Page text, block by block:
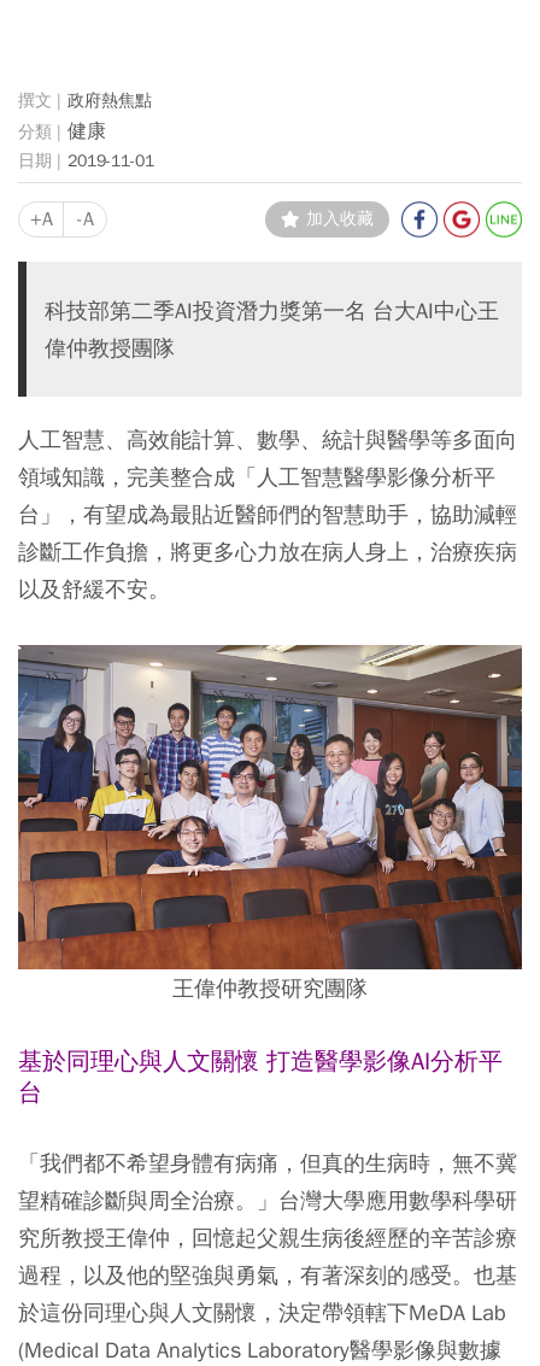
政府熱焦點
健康
2019-11-01
+A -A 加入收藏
科技部第二季AI投資潛力獎第一名 台大AI中心王
偉仲教授團隊
人工智慧、高效能計算、數學、統計與醫學等多面向
領域知識，完美整合成「人工智慧醫學影像分析平
台」，有望成為最貼近醫師們的智慧助手，協助減輕
診斷工作負擔，將更多心力放在病人身上，治療疾病
以及舒緩不安。
王偉仲教授研究團隊
基於同理心與人文關懷 打造醫學影像AI分析平
台
「我們都不希望身體有病痛，但真的生病時，無不冀
望精確診斷與周全治療。」台灣大學應用數學科學研
究所教授王偉仲，回憶起父親生病後經歷的辛苦診療
過程，以及他的堅強與勇氣，有著深刻的感受。也基
於這份同理心與人文關懷，決定帶領轄下MeDA Lab
(Medical Data Analytics Laboratory醫學影像與數據